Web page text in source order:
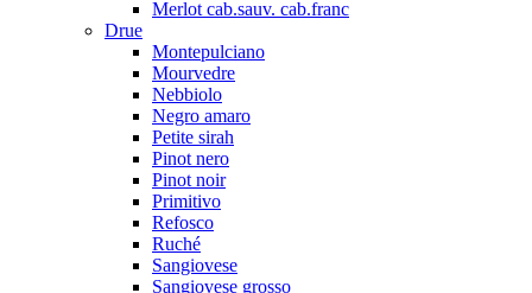
Merlot cab.sauv. cab.franc
Drue
Montepulciano
Mourvedre
Nebbiolo
Negro amaro
Petite sirah
Pinot nero
Pinot noir
Primitivo
Refosco
Ruché
Sangiovese
Sangiovese grosso